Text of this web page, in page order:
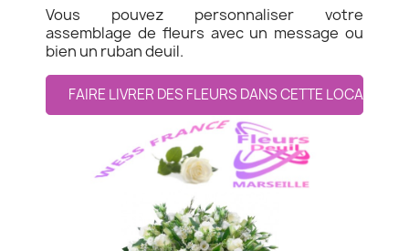
Vous pouvez personnaliser votre
assemblage de fleurs avec un message ou
bien un ruban deuil.
FAIRE LIVRER DES FLEURS DANS CETTE LOCALITE